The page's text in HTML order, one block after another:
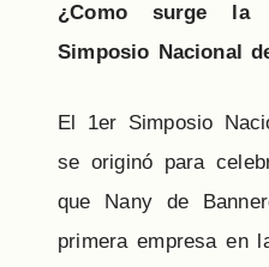
¿Como surge
Simposio Nacional
El 1er Simposio
se originó para
que Nany de
primera empresa en